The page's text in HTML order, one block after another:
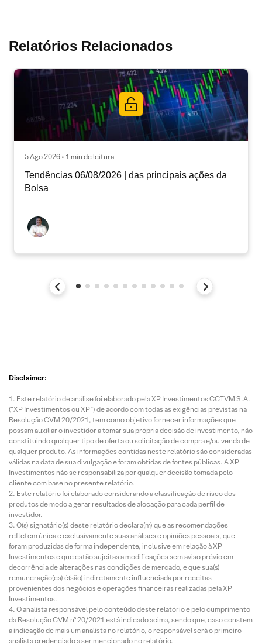
Relatórios Relacionados
5 Ago 2026 • 1 min de leitura
Tendências 06/08/2026 | das principais ações da
Bolsa
Disclaimer:
Este relatório de análise foi elaborado pela XP Investimentos CCTVM S.A.
(“XP Investimentos ou XP”) de acordo com todas as exigências previstas na
Resolução CVM 20/2021, tem como objetivo fornecer informações que
possam auxiliar o investidor a tomar sua própria decisão de investimento, não
constituindo qualquer tipo de oferta ou solicitação de compra e/ou venda de
qualquer produto. As informações contidas neste relatório são consideradas
válidas na data de sua divulgação e foram obtidas de fontes públicas. A XP
Investimentos não se responsabiliza por qualquer decisão tomada pelo
cliente com base no presente relatório.
Este relatório foi elaborado considerando a classificação de risco dos
produtos de modo a gerar resultados de alocação para cada perfil de
investidor.
O(s) signatário(s) deste relatório declara(m) que as recomendações
refletem única e exclusivamente suas análises e opiniões pessoais, que
foram produzidas de forma independente, inclusive em relação à XP
Investimentos e que estão sujeitas a modificações sem aviso prévio em
decorrência de alterações nas condições de mercado, e que sua(s)
remuneração(es) é(são) indiretamente influenciada por receitas
provenientes dos negócios e operações financeiras realizadas pela XP
Investimentos.
O analista responsável pelo conteúdo deste relatório e pelo cumprimento
da Resolução CVM nº 20/2021 está indicado acima, sendo que, caso constem
a indicação de mais um analista no relatório, o responsável será o primeiro
analista credenciado a ser mencionado no relatório.